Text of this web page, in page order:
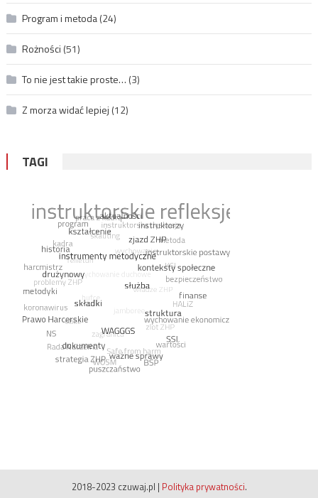
Program i metoda(24)
Rożności (51)
To nie jest takie proste… (3)
Z morza widać lepiej (12)
TAGI
2018-2023 czuwaj.pl | Polityka prywatności.